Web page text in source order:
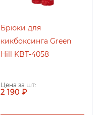
Брюки для
кикбоксинга Green
Hill KBT-4058
Цена за шт:
2 190 ₽